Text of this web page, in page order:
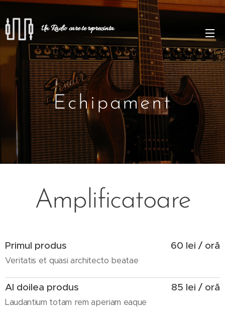
Un Radio care te reprezinta
Echipament
Amplificatoare
Primul produs
Veritatis et quasi architecto beatae
60 lei / oră
Al doilea produs
Laudantium totam rem aperiam eaque
85 lei / oră